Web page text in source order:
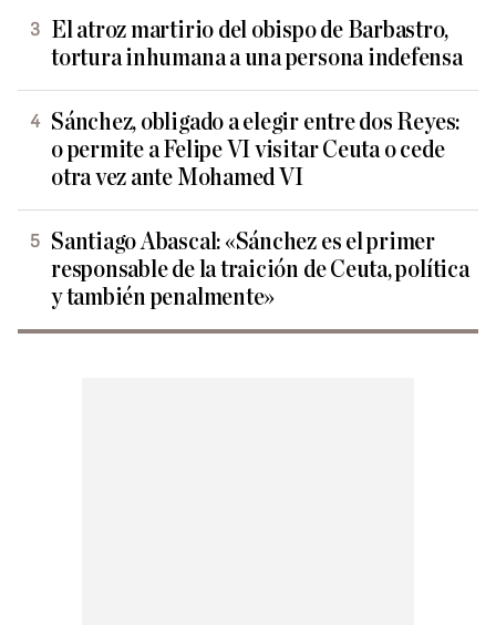
El atroz martirio del obispo de Barbastro,
tortura inhumana a una persona indefensa
Sánchez, obligado a elegir entre dos Reyes:
o permite a Felipe VI visitar Ceuta o cede
otra vez ante Mohamed VI
Santiago Abascal: «Sánchez es el primer
responsable de la traición de Ceuta, política
y también penalmente»